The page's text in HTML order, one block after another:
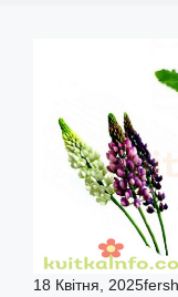
18 Квітня, 2025